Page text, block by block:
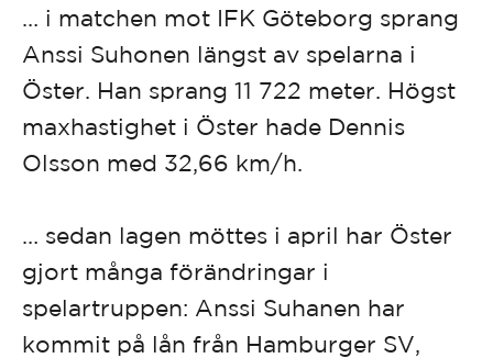
… i matchen mot IFK Göteborg sprang
Anssi Suhonen längst av spelarna i
Öster. Han sprang 11 722 meter. Högst
maxhastighet i Öster hade Dennis
Olsson med 32,66 km/h.
… sedan lagen möttes i april har Öster
gjort många förändringar i
spelartruppen: Anssi Suhanen har
kommit på lån från Hamburger SV,